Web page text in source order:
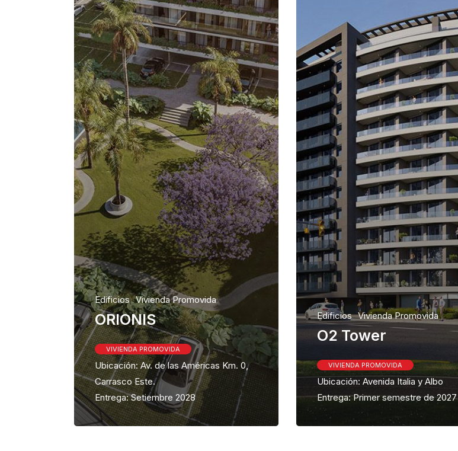
Edificios Vivienda Promovida
ORIONIS
VIVIENDA PROMOVIDA
Ubicación: Av. de las Américas Km. 0,
Carrasco Este.
Entrega: Setiembre 2028
Edificios Vivienda Promovida
O2 Tower
VIVIENDA PROMOVIDA
Ubicación: Avenida Italia y Albo
Entrega: Primer semestre de 2027